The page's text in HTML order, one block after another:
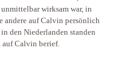
wirksam war, in
andere auf Calvin persönlich
den Niederlanden standen
auf Calvin berief.